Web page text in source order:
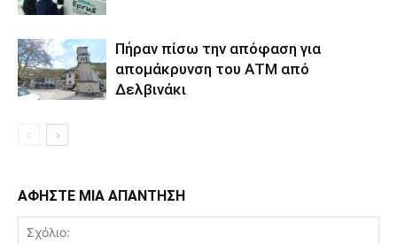
Πήραν πίσω την απόφαση για
απομάκρυνση του ΑΤΜ από
Δελβινάκι
ΑΦΗΣΤΕ ΜΙΑ ΑΠΑΝΤΗΣΗ